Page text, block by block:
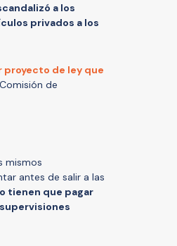
a los
privados a los
de ley que
de
mismos
antes de salir a las
tienen que pagar